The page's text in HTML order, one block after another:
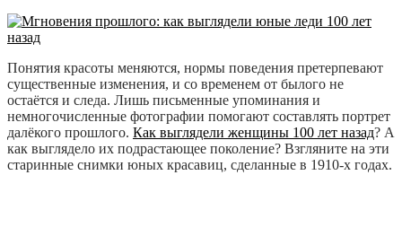
Понятия красоты меняются, нормы поведения претерпевают
существенные изменения, и со временем от былого не
остаётся и следа. Лишь письменные упоминания и
немногочисленные фотографии помогают составлять портрет
далёкого прошлого. Как выглядели женщины 100 лет назад? А
как выглядело их подрастающее поколение? Взгляните на эти
старинные снимки юных красавиц, сделанные в 1910-х годах.